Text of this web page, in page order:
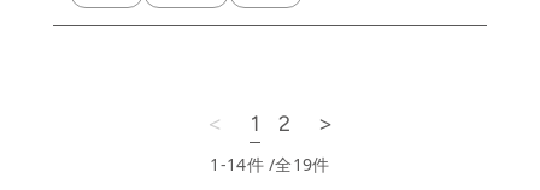
< 1 2 >
1-14件 /全19件